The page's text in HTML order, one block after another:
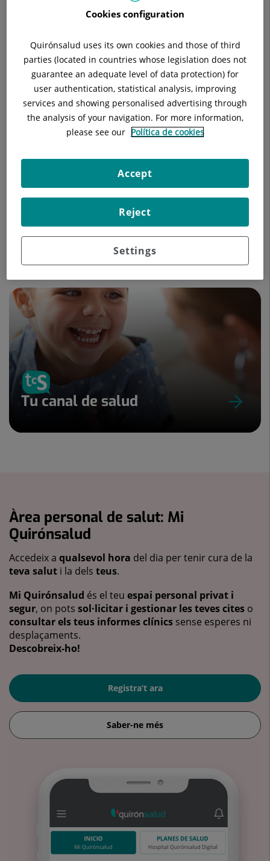
Consulta lainformació completad'aquesta
Unidad Medicina Biológica
Els nostres blogs
Tu canal de salud
Àrea personal de salut: Mi
Quirónsalud
Accedeix a qualsevol hora del dia per tenir cura de la
teva salut i la dels teus.
Mi Quirónsalud és el teu espai personal privat i
segur, on pots sol·licitar i gestionar les teves cites o
consultar els teus informes clínics sense esperes ni
desplaçaments.
Descobreix-ho!
Registra’t ara
Saber-ne més
Cookies configuration
Quirónsalud uses its own cookies and those of third
parties (located in countries whose legislation does not
guarantee an adequate level of data protection) for
user authentication, statistical analysis, improving
services and showing personalised advertising through
the analysis of your navigation. For more information,
please see our Política de cookies
Settings
Reject
Accept